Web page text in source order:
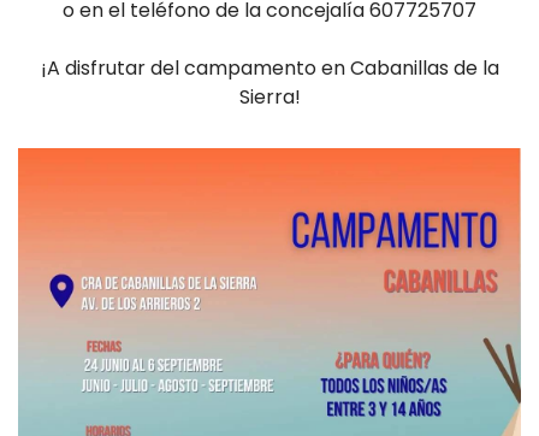
o en el teléfono de la concejalía 607725707
¡A disfrutar del campamento en Cabanillas de la
Sierra!